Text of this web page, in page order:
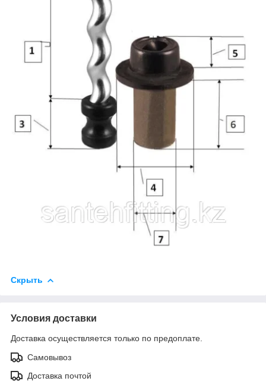
Скрыть
Условия доставки
Доставка осуществляется только по предоплате.
Самовывоз
Доставка почтой